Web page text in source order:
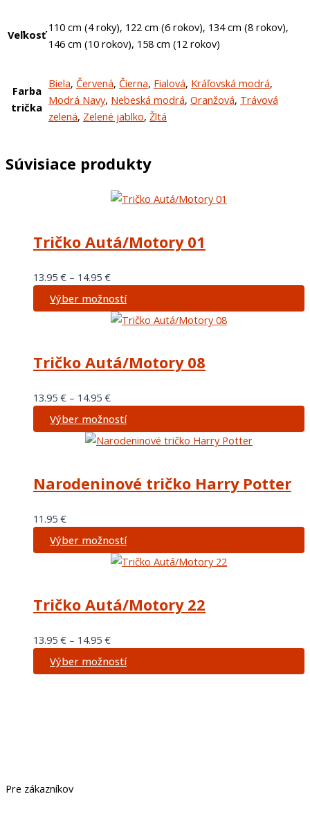
Veľkosť
110 cm (4 roky), 122 cm (6 rokov), 134 cm (8 rokov),
146 cm (10 rokov), 158 cm (12 rokov)
Farba
trička
Biela, Červená, Čierna, Fialová, Kráľovská modrá,
Modrá Navy, Nebeská modrá, Oranžová, Trávová
zelená, Zelené jablko, Žltá
Súvisiace produkty
Tričko Autá/Motory 01
13.95 € – 14.95 €
Výber možností
Tričko Autá/Motory 08
13.95 € – 14.95 €
Výber možností
Narodeninové tričko Harry Potter
11.95 €
Výber možností
Tričko Autá/Motory 22
13.95 € – 14.95 €
Výber možností
Pre zákazníkov